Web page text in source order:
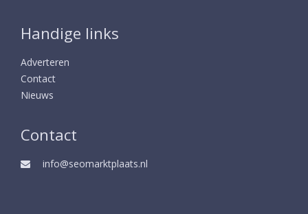
Handige links
Adverteren
Contact
Nieuws
Contact
info@seomarktplaats.nl